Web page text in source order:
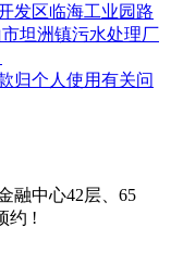
发区临海工业园路
坦洲镇污水处理厂
归个人使用有关问
融中心42层、65
约 !